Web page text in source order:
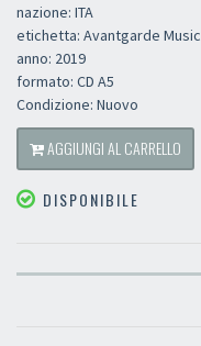
nazione: ITA
etichetta: Avantgarde Music
anno: 2019
formato: CD A5
Condizione: Nuovo
AGGIUNGI AL CARRELLO
DISPONIBILE